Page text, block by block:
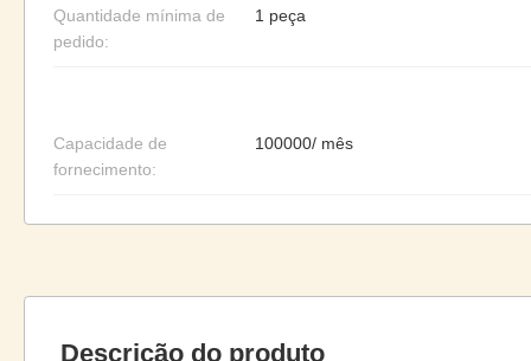
Quantidade mínima de
pedido:
1 peça
Capacidade de
fornecimento:
100000/ mês
Descrição do produto